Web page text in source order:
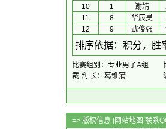
10
1 谢靖
11
8 华辰昊
12
9 武俊强
排序依据：积分，胜
比赛组别：专业男子A组
裁 判 长：葛维蒲
-=> 版权信息 [网站地图 联系